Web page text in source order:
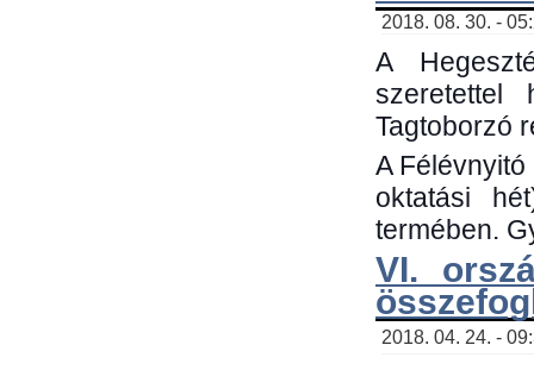
2018. 08. 30. -
A
szeretettel
Tagtoborzó
A
oktatási
termében.
VI.
2018. 04. 24. -